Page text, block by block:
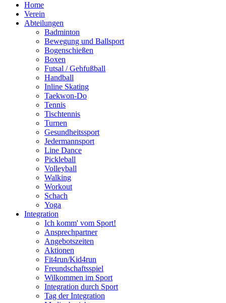
Home
Verein
Abteilungen
Badminton
Bewegung und Ballsport
Bogenschießen
Boxen
Futsal / Gehfußball
Handball
Inline Skating
Taekwon-Do
Tennis
Tischtennis
Turnen
Gesundheitssport
Jedermannsport
Line Dance
Pickleball
Volleyball
Walking
Workout
Schach
Yoga
Integration
Ich komm' vom Sport!
Ansprechpartner
Angebotszeiten
Aktionen
Fit4run/Kid4run
Freundschaftsspiel
Wilkommen im Sport
Integration durch Sport
Tag der Integration